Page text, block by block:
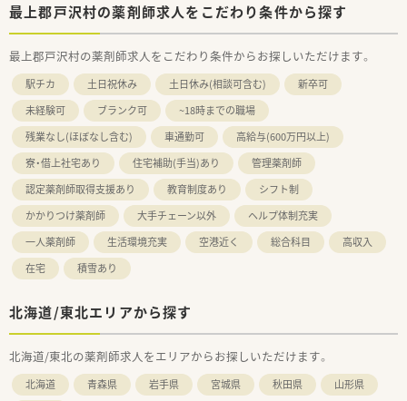
最上郡戸沢村の薬剤師求人をこだわり条件から探す
最上郡戸沢村の薬剤師求人をこだわり条件からお探しいただけます。
駅チカ 土日祝休み 土日休み(相談可含む)
新卒可
未経験可
ブランク可
~18時までの職場
残業なし(ほぼなし含む)
車通勤可
高給与(600万円以上)
寮・借上社宅あり
住宅補助(手当)あり
管理薬剤師
認定薬剤師取得支援あり
教育制度あり
シフト制
かかりつけ薬剤師
大手チェーン以外
ヘルプ体制充実
一人薬剤師
生活環境充実 空港近く 総合科目
高収入
在宅
積雪あり
北海道/東北エリアから探す
北海道/東北の薬剤師求人をエリアからお探しいただけます。
北海道 青森県 岩手県 宮城県 秋田県
山形県